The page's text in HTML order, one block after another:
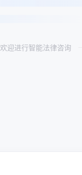
欢迎进行智能法律咨询